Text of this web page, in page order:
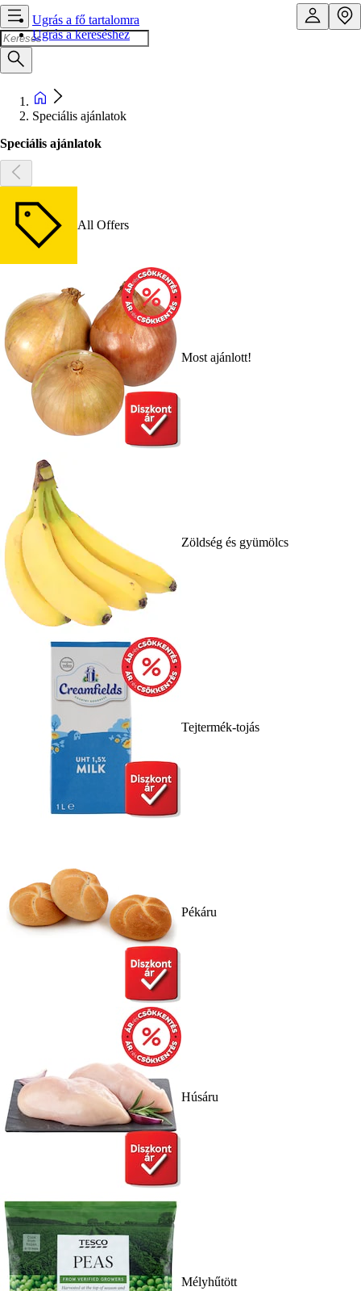
Ugrás a fő tartalomra
Ugrás a kereséshez
Speciális ajánlatok
Speciális ajánlatok
All Offers
Most ajánlott!
Zöldség és gyümölcs
Tejtermék-tojás
Pékáru
Húsáru
Mélyhűtött